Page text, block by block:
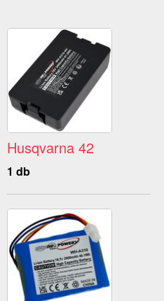
Husqvarna 42
1 db